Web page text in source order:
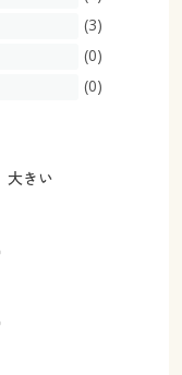
(3)
(0)
(0)
大きい